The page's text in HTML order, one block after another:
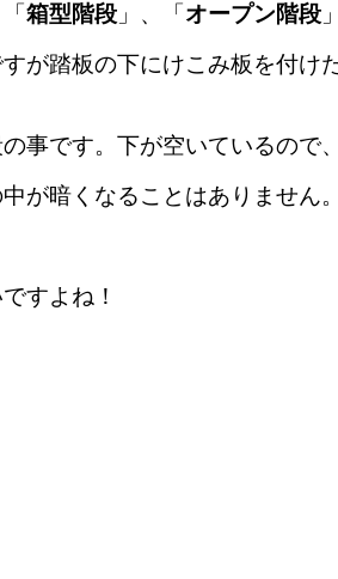
箱型階段 」、「 オープン階段
が踏板の下にけこみ板を付け
事です。下が空いているので
が暗くなることはありません。
すよね！